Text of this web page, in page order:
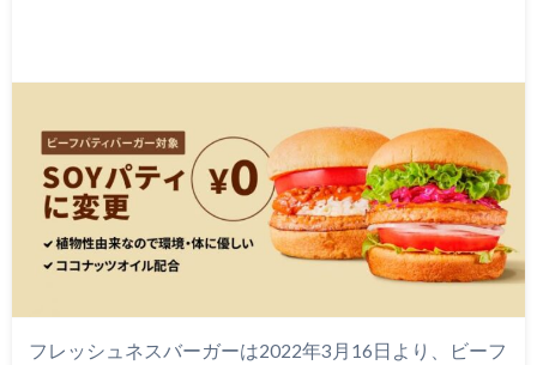
フレッシュネスバーガーは2022年3月16日より、ビーフ